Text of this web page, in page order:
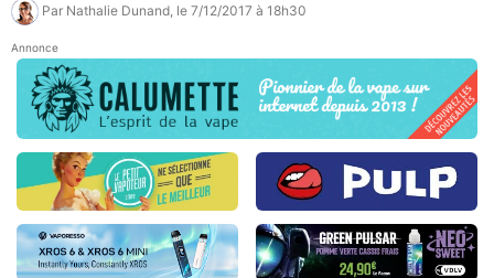
Par Nathalie Dunand , le 7/12/2017 à 18h30
Annonce